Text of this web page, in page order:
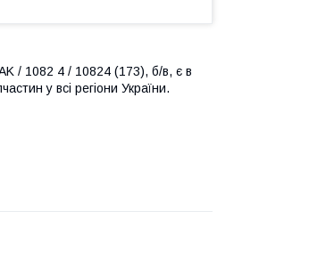
/ 1082 4 / 10824 (173), б/в, є в
у всі регіони України.